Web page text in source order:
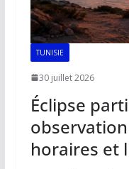
TUNISIE
30 juillet 2026
Éclipse
horaires et